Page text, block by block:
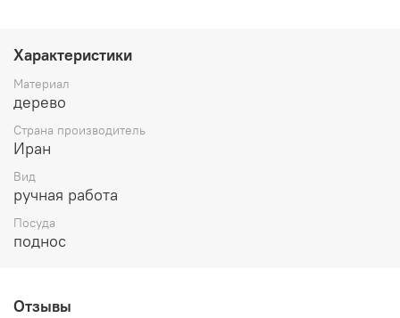
Характеристики
Материал
дерево
Страна производитель
Иран
Вид
ручная работа
Посуда
поднос
Отзывы